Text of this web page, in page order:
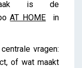
is de
AT HOME in
vragen:
of wat maakt